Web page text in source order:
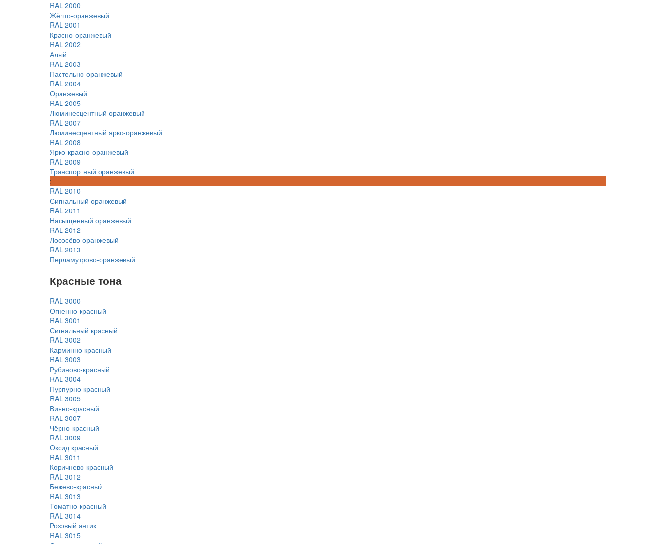
RAL 2000
Жёлто-оранжевый
RAL 2001
Красно-оранжевый
RAL 2002
Алый
RAL 2003
Пастельно-оранжевый
RAL 2004
Оранжевый
RAL 2005
Люминесцентный оранжевый
RAL 2007
Люминесцентный ярко-оранжевый
RAL 2008
Ярко-красно-оранжевый
RAL 2009
Транспортный оранжевый
;
RAL 2010
Сигнальный оранжевый
RAL 2011
Насыщенный оранжевый
RAL 2012
Лососёво-оранжевый
RAL 2013
Перламутрово-оранжевый
Красные тона
RAL 3000
Огненно-красный
RAL 3001
Сигнальный красный
RAL 3002
Карминно-красный
RAL 3003
Рубиново-красный
RAL 3004
Пурпурно-красный
RAL 3005
Винно-красный
RAL 3007
Чёрно-красный
RAL 3009
Оксид красный
RAL 3011
Коричнево-красный
RAL 3012
Бежево-красный
RAL 3013
Томатно-красный
RAL 3014
Розовый антик
RAL 3015